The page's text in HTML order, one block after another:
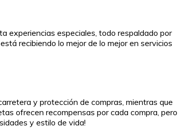
experiencias especiales, todo respaldado por
recibiendo lo mejor de lo mejor en servicios
y protección de compras, mientras que
ofrecen recompensas por cada compra, pero
y estilo de vida!